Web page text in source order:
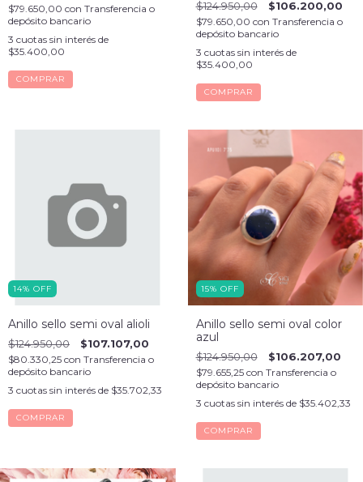
$79.650,00 con Transferencia o
depósito bancario
3 cuotas sin interés de
$35.400,00
COMPRAR
$124.950,00 $106.200,00
$79.650,00 con Transferencia o
depósito bancario
3 cuotas sin interés de
$35.400,00
COMPRAR
14% OFF
Anillo sello semi oval alioli
$124.950,00 $107.107,00
$80.330,25 con Transferencia o
depósito bancario
3 cuotas sin interés de $35.702,33
COMPRAR
15% OFF
Anillo sello semi oval color
azul
$124.950,00 $106.207,00
$79.655,25 con Transferencia o
depósito bancario
3 cuotas sin interés de $35.402,33
COMPRAR